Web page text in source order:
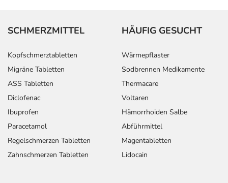
SCHMERZMITTEL
Kopfschmerztabletten
Migräne Tabletten
ASS Tabletten
Diclofenac
Ibuprofen
Paracetamol
Regelschmerzen Tabletten
Zahnschmerzen Tabletten
HÄUFIG GESUCHT
Wärmepflaster
Sodbrennen Medikamente
Thermacare
Voltaren
Hämorrhoiden Salbe
Abführmittel
Magentabletten
Lidocain